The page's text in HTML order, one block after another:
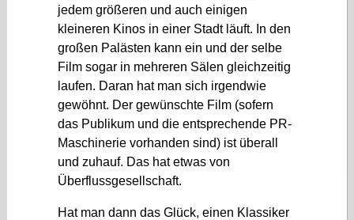
jedem größeren und auch einigen
kleineren Kinos in einer Stadt läuft. In den
großen Palästen kann ein und der selbe
Film sogar in mehreren Sälen gleichzeitig
laufen. Daran hat man sich irgendwie
gewöhnt. Der gewünschte Film (sofern
das Publikum und die entsprechende PR-
Maschinerie vorhanden sind) ist überall
und zuhauf. Das hat etwas von
Überflussgesellschaft.
Hat man dann das Glück, einen Klassiker